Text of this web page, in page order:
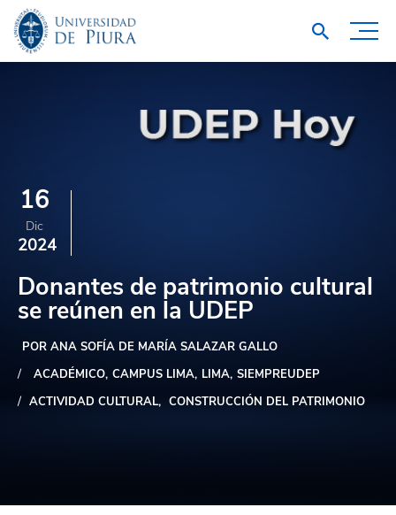
16
Dic
2024
Donantes de patrimonio cultural
se reúnen en la UDEP
POR ANA SOFÍA DE MARÍA SALAZAR GALLO
ACADÉMICO CAMPUS LIMA LIMA SIEMPREUDEP
ACTIVIDAD CULTURAL
CONSTRUCCIÓN DEL PATRIMONIO